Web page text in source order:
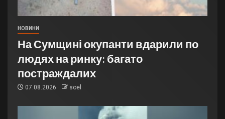
НОВИНИ
На Сумщині окупанти вдарили по
людях на ринку: багато
постраждалих
07.08.2026 soel